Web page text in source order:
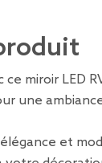
miroir LED
une
et